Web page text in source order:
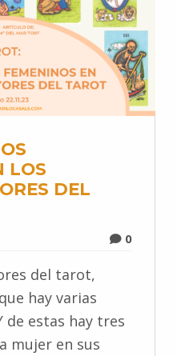
LOS
DEL
0
del tarot,
hay varias
de estas hay tres
mujer en sus